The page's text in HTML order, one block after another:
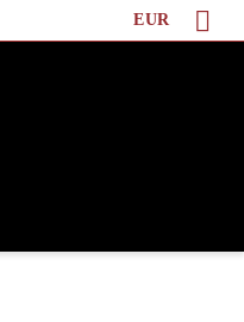
EUR